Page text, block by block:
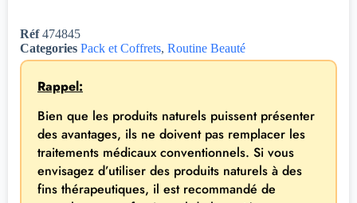
Réf474845
Categories Pack et Coffrets, Routine Beauté
Rappel:
Bien que les produits naturels puissent présenter
des avantages, ils ne doivent pas remplacer les
traitements médicaux conventionnels. Si vous
envisagez d’utiliser des produits naturels à des
fins thérapeutiques, il est recommandé de